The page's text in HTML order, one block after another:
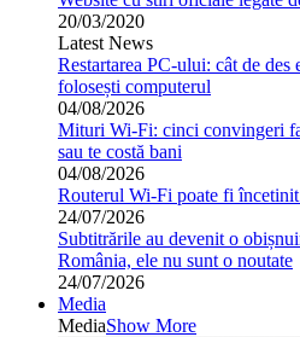
20/03/2020
Latest News
Restartarea PC-ului: cât de
folosești computerul
04/08/2026
Mituri Wi-Fi: cinci convingeri
sau te costă bani
04/08/2026
Routerul Wi-Fi poate fi încetinit
24/07/2026
Subtitrările au devenit o
România, ele nu sunt o noutate
24/07/2026
Media
MediaShow More